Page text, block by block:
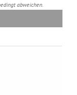
abweichen.